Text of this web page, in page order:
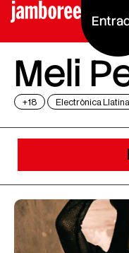
Meli
+18 Electrònica Llatina